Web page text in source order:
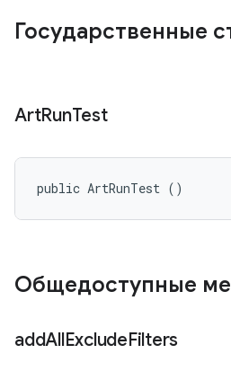
Государственные
ArtRunTest
public ArtRunTest ()
Общедоступные
addAllExcludeFilters